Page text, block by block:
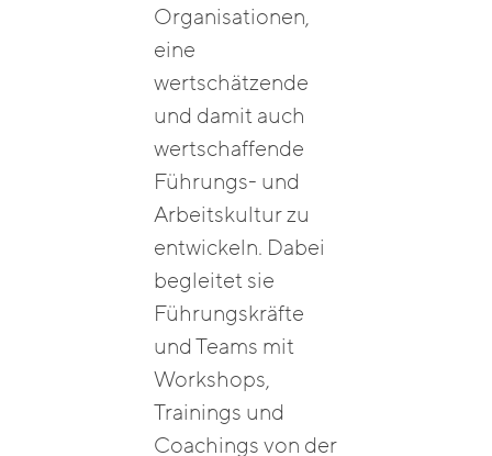
Organisationen,
eine
wertschätzende
und damit auch
wertschaffende
Führungs- und
Arbeitskultur zu
entwickeln. Dabei
begleitet sie
Führungskräfte
und Teams mit
Workshops,
Trainings und
Coachings von der